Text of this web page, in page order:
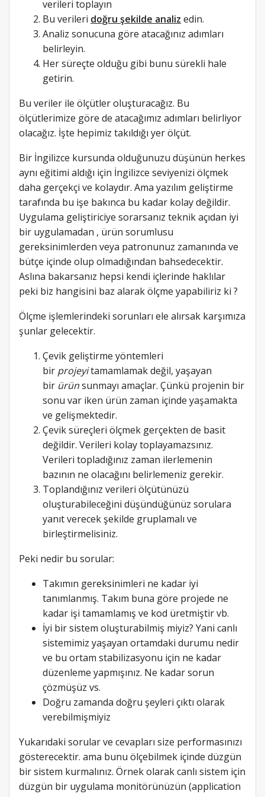
verileri toplayın
Bu verileri doğru şekilde analiz edin.
Analiz sonucuna göre atacağınız adımları
belirleyin.
Her süreçte olduğu gibi bunu sürekli hale
getirin.
Bu veriler ile ölçütler oluşturacağız. Bu
ölçütlerimize göre de atacağımız adımları belirliyor
olacağız. İşte hepimiz takıldığı yer ölçüt.
Bir İngilizce kursunda olduğunuzu düşünün herkes
aynı eğitimi aldığı için İngilizce seviyenizi ölçmek
daha gerçekçi ve kolaydır. Ama yazılım geliştirme
tarafında bu işe bakınca bu kadar kolay değildir.
Uygulama geliştiriciye sorarsanız teknik açıdan iyi
bir uygulamadan , ürün sorumlusu
gereksinimlerden veya patronunuz zamanında ve
bütçe içinde olup olmadığından bahsedecektir.
Aslına bakarsanız hepsi kendi içlerinde haklılar
peki biz hangisini baz alarak ölçme yapabiliriz ki ?
Ölçme işlemlerindeki sorunları ele alırsak karşımıza
şunlar gelecektir.
Çevik geliştirme yöntemleri
bir projeyitamamlamak değil, yaşayan
bir ürünsunmayı amaçlar. Çünkü projenin bir
sonu var iken ürün zaman içinde yaşamakta
ve gelişmektedir.
Çevik süreçleri ölçmek gerçekten de basit
değildir. Verileri kolay toplayamazsınız.
Verileri topladığınız zaman ilerlemenin
bazının ne olacağını belirlemeniz gerekir.
Toplandığınız verileri ölçütünüzü
oluşturabileceğini düşündüğünüz sorulara
yanıt verecek şekilde gruplamalı ve
birleştirmelisiniz.
Peki nedir bu sorular:
Takımın gereksinimleri ne kadar iyi
tanımlanmış. Takım buna göre projede ne
kadar işi tamamlamış ve kod üretmiştir vb.
İyi bir sistem oluşturabilmiş miyiz? Yani canlı
sistemimiz yaşayan ortamdaki durumu nedir
ve bu ortam stabilizasyonu için ne kadar
düzenleme yapmışınız. Ne kadar sorun
çözmüşüz vs.
Doğru zamanda doğru şeyleri çıktı olarak
verebilmişmiyiz
Yukarıdaki sorular ve cevapları size performasınızı
gösterecektir. ama bunu ölçebilmek içinde düzgün
bir sistem kurmalınız. Örnek olarak canlı sistem için
düzgün bir uygulama monitörünüzün (application